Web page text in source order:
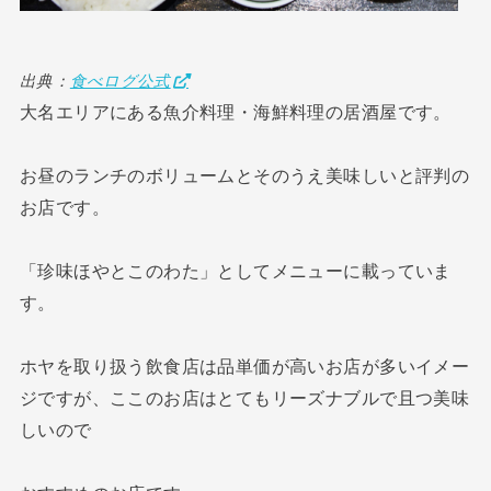
出典： 食べログ公式
大名エリアにある魚介料理・海鮮料理の居酒屋です。
お昼のランチのボリュームとそのうえ美味しいと評判の
お店です。
「珍味ほやとこのわた」としてメニューに載っていま
す。
ホヤを取り扱う飲食店は品単価が高いお店が多いイメー
ジですが、ここのお店はとてもリーズナブルで且つ美味
しいので